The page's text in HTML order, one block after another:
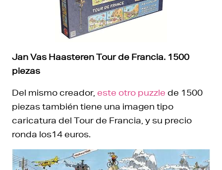
Jan Vas Haasteren Tour de Francia. 1500
piezas
Del mismo creador, este otro puzzle de 1500
piezas también tiene una imagen tipo
caricatura del Tour de Francia, y su precio
ronda los14 euros.